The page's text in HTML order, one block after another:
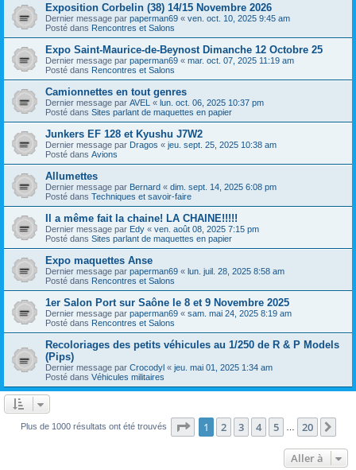
Exposition Corbelin (38) 14/15 Novembre 2026
Dernier message par paperman69 « ven. oct. 10, 2025 9:45 am
Posté dans Rencontres et Salons
Expo Saint-Maurice-de-Beynost Dimanche 12 Octobre 25
Dernier message par paperman69 « mar. oct. 07, 2025 11:19 am
Posté dans Rencontres et Salons
Camionnettes en tout genres
Dernier message par AVEL « lun. oct. 06, 2025 10:37 pm
Posté dans Sites parlant de maquettes en papier
Junkers EF 128 et Kyushu J7W2
Dernier message par Dragos « jeu. sept. 25, 2025 10:38 am
Posté dans Avions
Allumettes
Dernier message par Bernard « dim. sept. 14, 2025 6:08 pm
Posté dans Techniques et savoir-faire
Il a même fait la chaine! LA CHAINE!!!!!
Dernier message par Edy « ven. août 08, 2025 7:15 pm
Posté dans Sites parlant de maquettes en papier
Expo maquettes Anse
Dernier message par paperman69 « lun. juil. 28, 2025 8:58 am
Posté dans Rencontres et Salons
1er Salon Port sur Saône le 8 et 9 Novembre 2025
Dernier message par paperman69 « sam. mai 24, 2025 8:19 am
Posté dans Rencontres et Salons
Recoloriages des petits véhicules au 1/250 de R & P Models
(Pips)
Dernier message par Crocodyl « jeu. mai 01, 2025 1:34 am
Posté dans Véhicules militaires
Plus de 1000 résultats ont été trouvés Page 1sur20
1 2 3 4 5 20
Aller à